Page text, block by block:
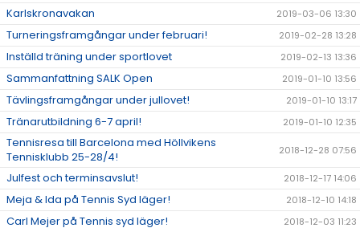
Karlskronavakan 2019-03-06 13:30
Turneringsframgångar under februari! 2019-02-28 13:28
Inställd träning under sportlovet 2019-02-13 13:36
Sammanfattning SALK Open 2019-01-10 13:56
Tävlingsframgångar under jullovet! 2019-01-10 13:17
Tränarutbildning 6-7 april! 2019-01-10 12:35
Tennisresa till Barcelona med Höllvikens
Tennisklubb 25-28/4!
2018-12-28 07:56
Julfest och terminsavslut! 2018-12-17 14:06
Meja & Ida på Tennis Syd läger! 2018-12-10 14:18
Carl Mejer på Tennis syd läger! 2018-12-03 11:23